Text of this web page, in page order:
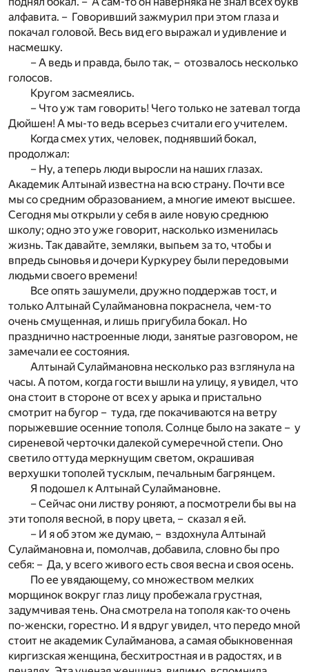
алфавита. – Говоривший зажмурил при этом глаза и
покачал головой. Весь вид его выражал и удивление и
насмешку.
– А ведь и правда, было так, – отозвалось несколько
голосов.
Кругом засмеялись.
– Что уж там говорить! Чего только не затевал тогда
Дюйшен! А мы-то ведь всерьез считали его учителем.
Когда смех утих, человек, поднявший бокал,
продолжал:
– Ну, а теперь люди выросли на наших глазах.
Академик Алтынай известна на всю страну. Почти все
мы со средним образованием, а многие имеют высшее.
Сегодня мы открыли у себя в аиле новую среднюю
школу; одно это уже говорит, насколько изменилась
жизнь. Так давайте, земляки, выпьем за то, чтобы и
впредь сыновья и дочери Куркуреу были передовыми
людьми своего времени!
Все опять зашумели, дружно поддержав тост, и
только Алтынай Сулаймановна покраснела, чем-то
очень смущенная, и лишь пригубила бокал. Но
празднично настроенные люди, занятые разговором, не
замечали ее состояния.
Алтынай Сулаймановна несколько раз взглянула на
часы. А потом, когда гости вышли на улицу, я увидел, что
она стоит в стороне от всех у арыка и пристально
смотрит на бугор – туда, где покачиваются на ветру
порыжевшие осенние тополя. Солнце было на закате – у
сиреневой черточки далекой сумеречной степи. Оно
светило оттуда меркнущим светом, окрашивая
верхушки тополей тусклым, печальным багрянцем.
Я подошел к Алтынай Сулаймановне.
– Сейчас они листву роняют, а посмотрели бы вы на
эти тополя весной, в пору цвета, – сказал я ей.
– И я об этом же думаю, – вздохнула Алтынай
Сулаймановна и, помолчав, добавила, словно бы про
себя: – Да, у всего живого есть своя весна и своя осень.
По ее увядающему, со множеством мелких
морщинок вокруг глаз лицу пробежала грустная,
задумчивая тень. Она смотрела на тополя как-то очень
по-женски, горестно. И я вдруг увидел, что передо мной
стоит не академик Сулайманова, а самая обыкновенная
киргизская женщина, бесхитростная и в радостях, и в